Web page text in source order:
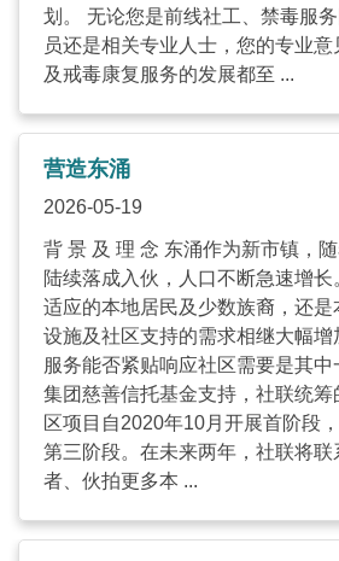
划。 无论您是前线社工、禁毒服
员还是相关专业人士，您的专业
及戒毒康复服务的发展都至 ...
营造东涌
2026-05-19
背 景 及 理 念 东涌作为新市镇，
陆续落成入伙，人口不断急速增
适应的本地居民及少数族裔，还是
设施及社区支持的需求相继大幅增
服务能否紧贴响应社区需要是其
集团慈善信托基金支持，社联统筹
区项目自2020年10月开展首阶段
第三阶段。在未来两年，社联将
者、伙拍更多本 ...